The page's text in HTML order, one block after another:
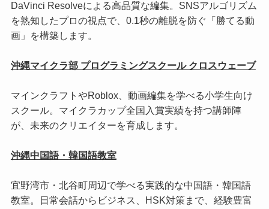
DaVinci Resolveによる高品質な編集。SNSアルゴリズム
を熟知したプロの視点で、0.1秒の離脱を防ぐ「勝てる動
画」を構築します。
沖縄マイクラ部 プログラミングスクール クロスウェーブ
マインクラフトやRoblox、動画編集を学べる小学生向け
スクール。マイクラカップ全国入賞実績を持つ講師陣
が、未来のクリエイターを育成します。
沖縄中国語・韓国語教室
宜野湾市・北谷町周辺で学べる実践的な中国語・韓国語
教室。日常会話からビジネス、HSK対策まで、経験豊富